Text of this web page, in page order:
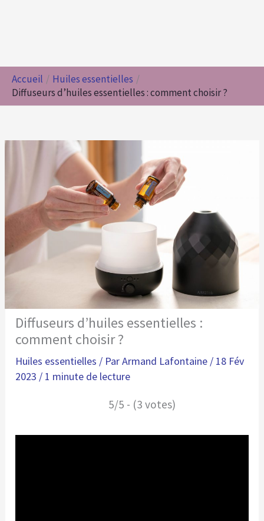
Accueil
Huiles essentielles
Diffuseurs d’huiles essentielles : comment choisir ?
Diffuseurs d’huiles essentielles :
comment choisir ?
Huiles essentielles / ParArmand Lafontaine / 18 Fév
2023 / 1 minute de lecture
5/5 - (3 votes)